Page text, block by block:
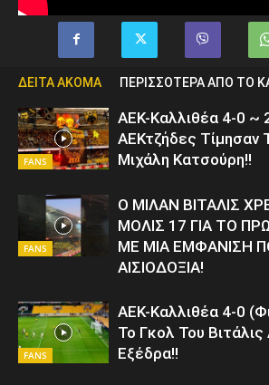
ΔΕΙΤΑ ΑΚΟΜΑ ΠΕΡΙΣΣΟΤΕΡΑ ΑΠΟ ΤΟ
FANS
ΑΕΚ-Καλλιθέα 4-0 ~
ΑΕΚτζήδες Τίμησαν
Μιχάλη Κατσούρη!!
FANS
Ο ΜΙΛΑΝ ΒΙΤΑΛΙΣ
ΜΟΛΙΣ 17 ΓΙΑ ΤΟ
ΜΕ ΜΙΑ ΕΜΦΑΝΙΣΗ
ΑΙΣΙΟΔΟΞΙΑ!
FANS
ΑΕΚ-Καλλιθέα 4-0
Το Γκολ Του
Εξέδρα!!